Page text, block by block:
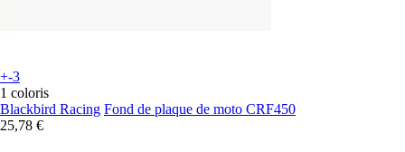
+-3
1 coloris
Blackbird Racing Fond de plaque de moto CRF450
25,78 €